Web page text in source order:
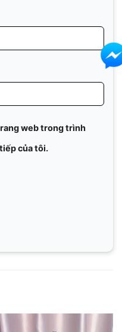
web trong trình
của tôi.